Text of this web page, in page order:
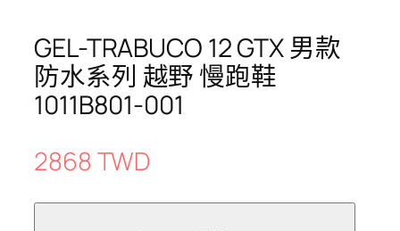
GEL-TRABUCO 12 GTX 男款
防水系列 越野 慢跑鞋
1011B801-001
2868 TWD